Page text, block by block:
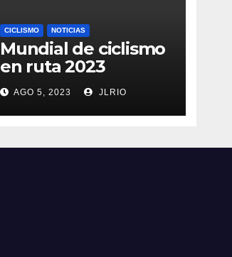
CICLISMO NOTICIAS
Mundial de ciclismo
en ruta 2023
AGO 5, 2023 JLRIO